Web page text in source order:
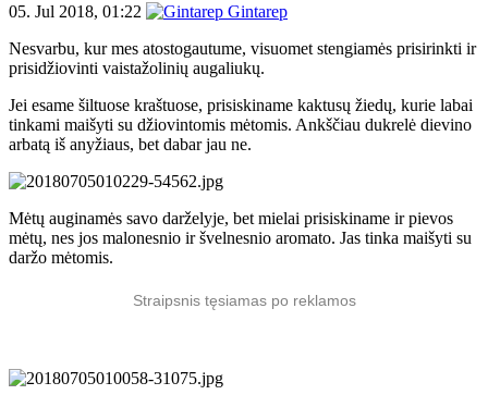
05. Jul 2018, 01:22
Gintarep
Nesvarbu, kur mes atostogautume, visuomet stengiamės prisirinkti ir
prisidžiovinti vaistažolinių augaliukų.
Jei esame šiltuose kraštuose, prisiskiname kaktusų žiedų, kurie labai
tinkami maišyti su džiovintomis mėtomis. Ankščiau dukrelė dievino
arbatą iš anyžiaus, bet dabar jau ne.
Mėtų auginamės savo darželyje, bet mielai prisiskiname ir pievos
mėtų, nes jos malonesnio ir švelnesnio aromato. Jas tinka maišyti su
daržo mėtomis.
Straipsnis tęsiamas po reklamos